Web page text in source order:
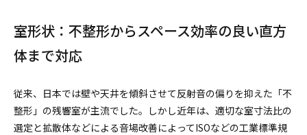
室形状：不整形からスペース効率の良い直方
体まで対応
従来、日本では壁や天井を傾斜させて反射音の偏りを抑えた「不
整形」の残響室が主流でした。しかし近年は、適切な室寸法比の
選定と拡散体などによる音場改善によってISOなどの工業標準規